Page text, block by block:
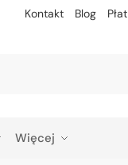
Kontakt Blog
Więcej